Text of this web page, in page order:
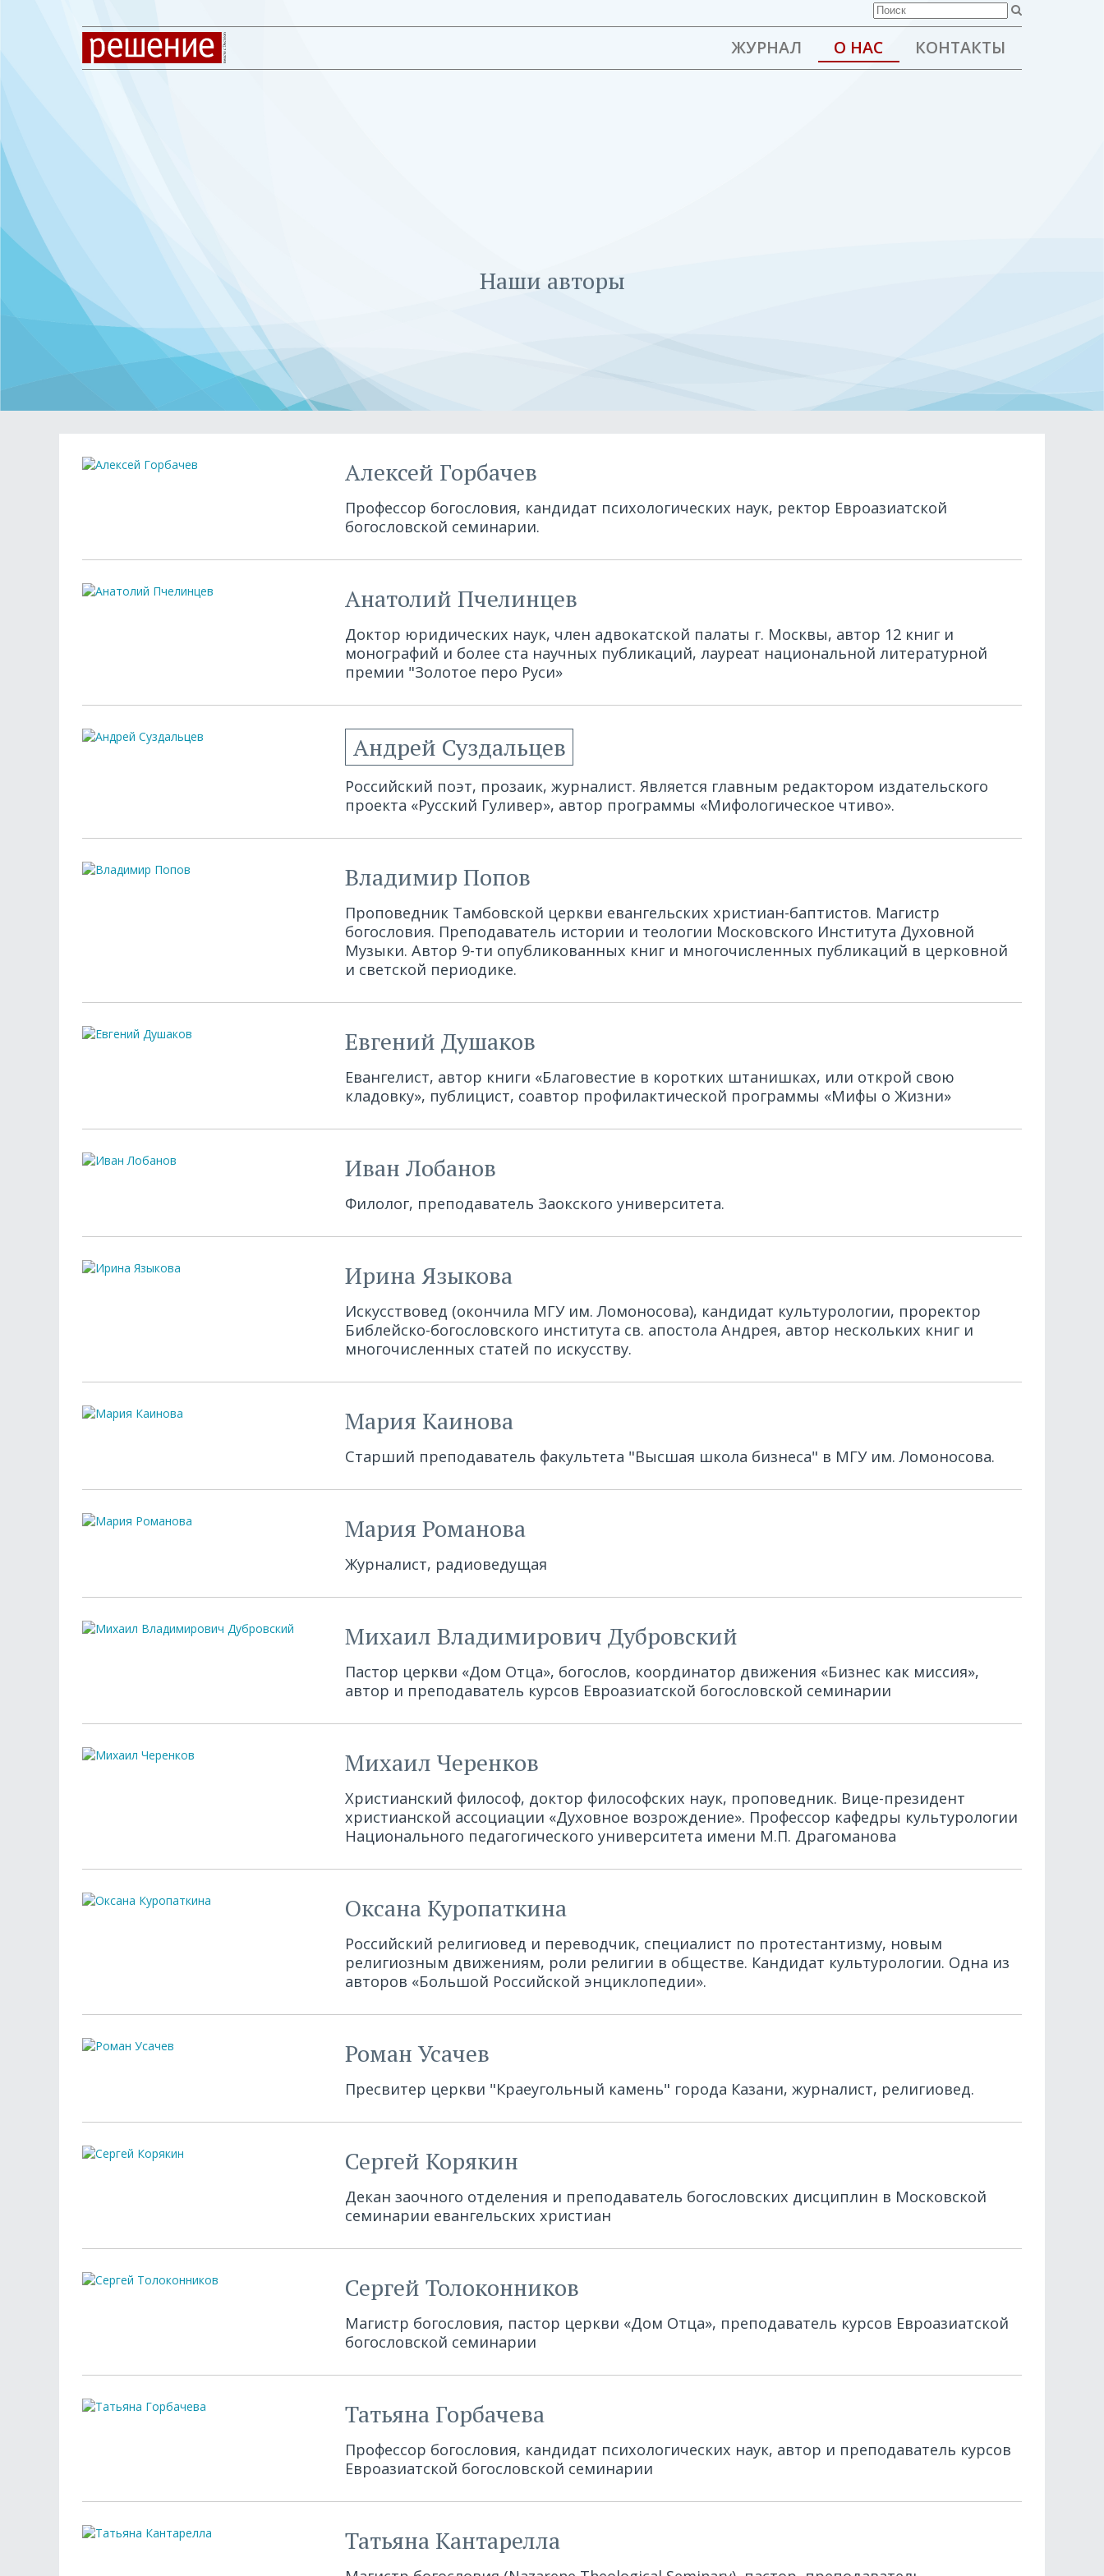
ЖУРНАЛ О НАС КОНТАКТЫ
Наши авторы
Алексей Горбачев
Профессор богословия, кандидат психологических наук, ректор Евроазиатской
богословской семинарии.
Анатолий Пчелинцев
Доктор юридических наук, член адвокатской палаты г. Москвы, автор 12 книг и
монографий и более ста научных публикаций, лауреат национальной литературной
премии "Золотое перо Руси»
Андрей Суздальцев
Российский поэт, прозаик, журналист. Является главным редактором издательского
проекта «Русский Гуливер», автор программы «Мифологическое чтиво».
Владимир Попов
Проповедник Тамбовской церкви евангельских христиан-баптистов. Магистр
богословия. Преподаватель истории и теологии Московского Института Духовной
Музыки. Автор 9-ти опубликованных книг и многочисленных публикаций в церковной
и светской периодике.
Евгений Душаков
Евангелист, автор книги «Благовестие в коротких штанишках, или открой свою
кладовку», публицист, соавтор профилактической программы «Мифы о Жизни»
Иван Лобанов
Филолог, преподаватель Заокского университета.
Ирина Языкова
Искусствовед (окончила МГУ им. Ломоносова), кандидат культурологии, проректор
Библейско-богословского института св. апостола Андрея, автор нескольких книг и
многочисленных статей по искусству.
Мария Каинова
Старший преподаватель факультета "Высшая школа бизнеса" в МГУ им. Ломоносова.
Мария Романова
Журналист, радиоведущая
Михаил Владимирович Дубровский
Пастор церкви «Дом Отца», богослов, координатор движения «Бизнес как миссия»,
автор и преподаватель курсов Евроазиатской богословской семинарии
Михаил Черенков
Христианский философ, доктор философских наук, проповедник. Вице-президент
христианской ассоциации «Духовное возрождение». Профессор кафедры культурологии
Национального педагогического университета имени М.П. Драгоманова
Оксана Куропаткина
Российский религиовед и переводчик, специалист по протестантизму, новым
религиозным движениям, роли религии в обществе. Кандидат культурологии. Одна из
авторов «Большой Российской энциклопедии».
Роман Усачев
Пресвитер церкви "Краеугольный камень" города Казани, журналист, религиовед.
Сергей Корякин
Декан заочного отделения и преподаватель богословских дисциплин в Московской
семинарии евангельских христиан
Сергей Толоконников
Магистр богословия, пастор церкви «Дом Отца», преподаватель курсов Евроазиатской
богословской семинарии
Татьяна Горбачева
Профессор богословия, кандидат психологических наук, автор и преподаватель курсов
Евроазиатской богословской семинарии
Татьяна Кантарелла